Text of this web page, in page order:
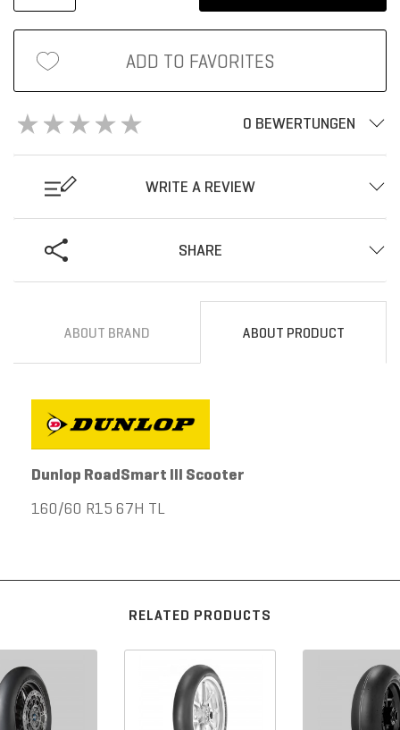
ADD TO FAVORITES
0 BEWERTUNGEN
WRITE A REVIEW
SHARE
ABOUT BRAND ABOUT PRODUCT
Dunlop RoadSmart III Scooter
160/60 R15 67H TL
RELATED PRODUCTS